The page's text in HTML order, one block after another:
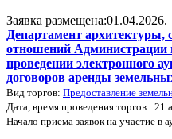
Заявка размещена:01.04.2026.
Департамент архитектуры,
отношений Администрации
проведении электронного
договоров аренды
Вид торгов: Предоставление
Дата, время проведения торгов: 21
Начало приема заявок на участие в